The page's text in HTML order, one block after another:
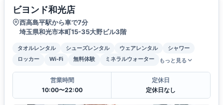
ビヨンド和光店
西高島平駅から車で7分
埼玉県和光市本町15-35大野ビル3階
タオルレンタル シューズレンタル ウェアレンタル
シャワー
ロッカー
Wi-Fi 無料体験 ミネラルウォーター もっと見る
営業時間
10:00〜22:00
定休日
定休日なし